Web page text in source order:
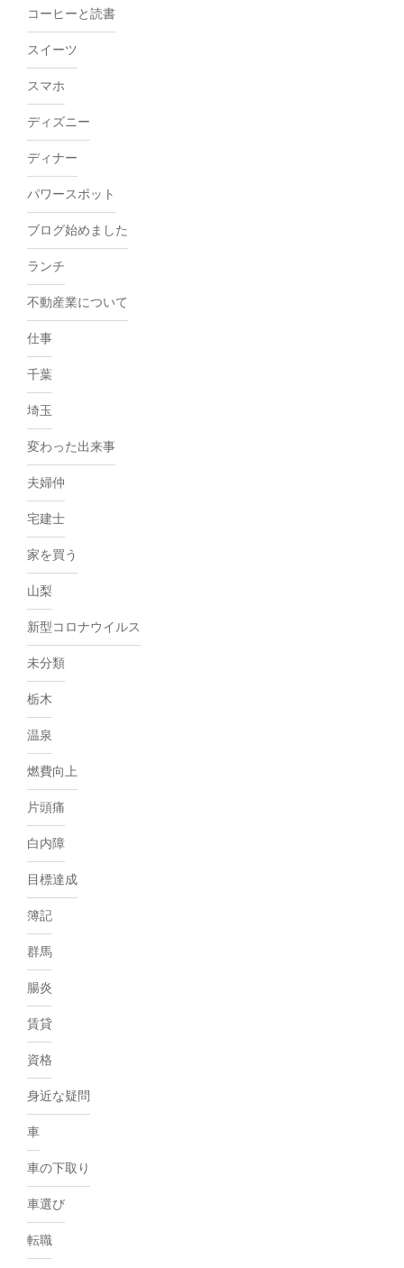
コーヒーと読書
スイーツ
スマホ
ディズニー
ディナー
パワースポット
ブログ始めました
ランチ
不動産業について
仕事
千葉
埼玉
変わった出来事
夫婦仲
宅建士
家を買う
山梨
新型コロナウイルス
未分類
栃木
温泉
燃費向上
片頭痛
白内障
目標達成
簿記
群馬
腸炎
賃貸
資格
身近な疑問
車
車の下取り
車選び
転職